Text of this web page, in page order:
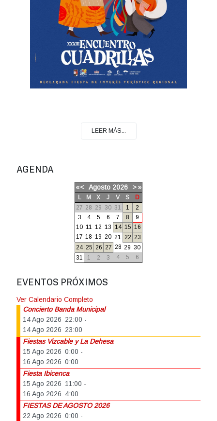
LEER MÁS...
AGENDA
«< Agosto 2026 >»
L M X J V S
D
27 28 29 30 31 1
2
3
4 5 6 7 8
9
10 11 12 13 14 15 16
17 18 19 20 21 22 23
24 25 26 27 28 29 30
31
1 2 3 4 5 6
EVENTOS PRÓXIMOS
Ver Calendario Completo
Concierto Banda Municipal
14 Ago 2026 22:00 -
14 Ago 2026 23:00
Fiestas Vizcable y La Dehesa
15 Ago 2026 0:00 -
16 Ago 2026 0:00
Fiesta Ibicenca
15 Ago 2026 11:00 -
16 Ago 2026 4:00
FIESTAS DE AGOSTO 2026
22 Ago 2026 0:00 -